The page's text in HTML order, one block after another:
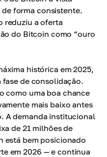
forma consistente.
reduziu a oferta
do Bitcoin como “ouro
histórica em 2025,
de consolidação.
como uma boa chance
mais baixo antes
A demanda institucional
de 21 milhões de
está bem posicionado
em 2026 — e continua